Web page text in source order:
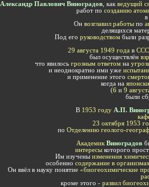
Александр Павлович Виноградов, как ведущий
работ по созданию
в
Он возглавил работыпо
делящихся
Под его руководством были
29 августа 1949 года в
был осуществлён
что явилосьгрозным ответомна
и неоднократно ими уже
и применение этого
когда на
(6 и 9
были
В 1953 годуА.П.
23 октября 1953
по Отделению геолого-
Академик Виноградов
интересы которого
Им изучены изменения
особенно содержание в
Он ввёл в науку понятие «биогеохимические
кроме этого - развил